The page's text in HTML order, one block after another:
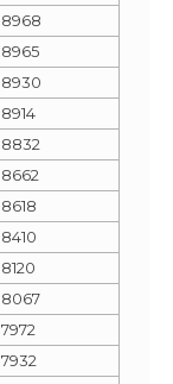
8968
8965
8930
8914
8832
8662
8618
8410
8120
8067
7972
7932